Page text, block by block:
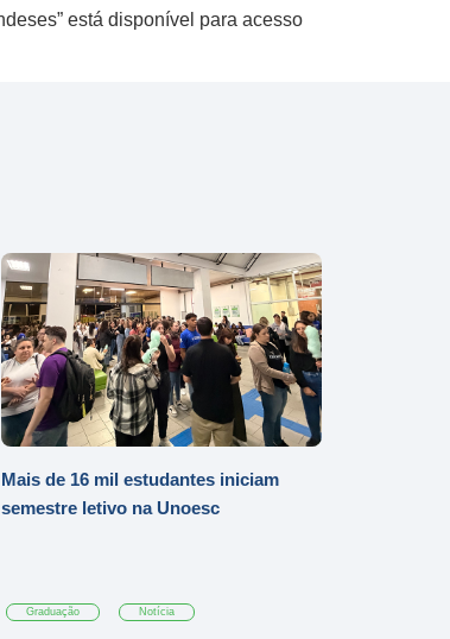
está disponível para acesso
Mais de 16 mil estudantes iniciam
semestre letivo na Unoesc
Graduação Notícia